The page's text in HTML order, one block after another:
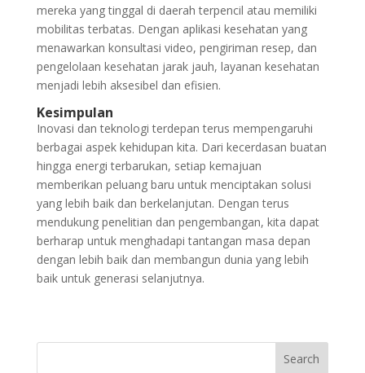
mereka yang tinggal di daerah terpencil atau memiliki
mobilitas terbatas. Dengan aplikasi kesehatan yang
menawarkan konsultasi video, pengiriman resep, dan
pengelolaan kesehatan jarak jauh, layanan kesehatan
menjadi lebih aksesibel dan efisien.
Kesimpulan
Inovasi dan teknologi terdepan terus mempengaruhi
berbagai aspek kehidupan kita. Dari kecerdasan buatan
hingga energi terbarukan, setiap kemajuan
memberikan peluang baru untuk menciptakan solusi
yang lebih baik dan berkelanjutan. Dengan terus
mendukung penelitian dan pengembangan, kita dapat
berharap untuk menghadapi tantangan masa depan
dengan lebih baik dan membangun dunia yang lebih
baik untuk generasi selanjutnya.
Search